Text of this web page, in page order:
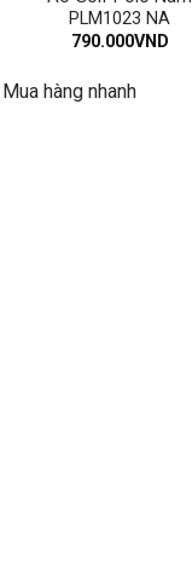
PLM1023 NA
790.000VND
Mua hàng nhanh